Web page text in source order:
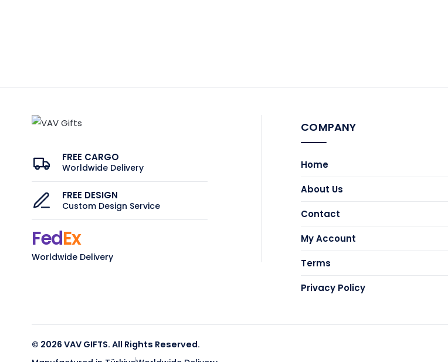
FREE CARGO
Worldwide Delivery
FREE DESIGN
Custom Design Service
FedEx
Worldwide Delivery
COMPANY
Home
About Us
Contact
My Account
Terms
Privacy Policy
© 2026 VAV GIFTS. All Rights Reserved.